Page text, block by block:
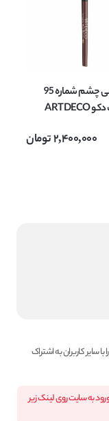
مداد طراحی چشم شماره 95
مینرال آرت دکو ARTDECO
2,400,000تومان
سایر کاربران به اشتراک
به سایت روی لینک زیر